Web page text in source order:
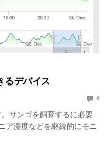
るデバイス
0
サンゴを飼育するに必要
ア濃度などを継続的にモニ